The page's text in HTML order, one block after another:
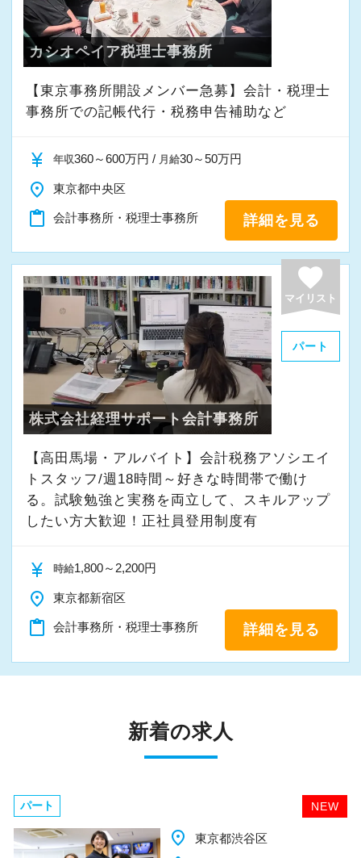
カシオペイア税理士事務所
【東京事務所開設メンバー急募】会計・税理士
事務所での記帳代行・税務申告補助など
currency_yen 年収360～600万円 / 月給30～50万円
place 東京都中央区
content_paste 会計事務所・税理士事務所 詳細を見る
favorite
マイリスト
パート
株式会社経理サポート会計事務所
【高田馬場・アルバイト】会計税務アソシエイ
トスタッフ/週18時間～好きな時間帯で働け
る。試験勉強と実務を両立して、スキルアップ
したい方大歓迎！正社員登用制度有
currency_yen 時給1,800～2,200円
place 東京都新宿区
content_paste 会計事務所・税理士事務所 詳細を見る
新着の求人
place 千葉県柏市